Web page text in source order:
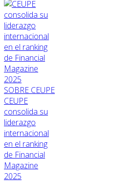
SOBRE CEUPE
CEUPE
consolida su
liderazgo
internacional
en el ranking
de Financial
Magazine
2025